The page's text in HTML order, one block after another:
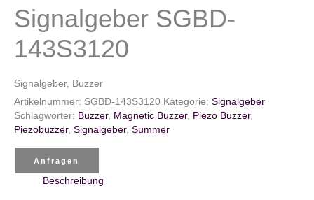
Signalgeber SGBD-
143S3120
Signalgeber, Buzzer
Artikelnummer: SGBD-143S3120 Kategorie: Signalgeber
Schlagwörter: Buzzer, Magnetic Buzzer, Piezo Buzzer,
Piezobuzzer, Signalgeber, Summer
Anfragen
Beschreibung